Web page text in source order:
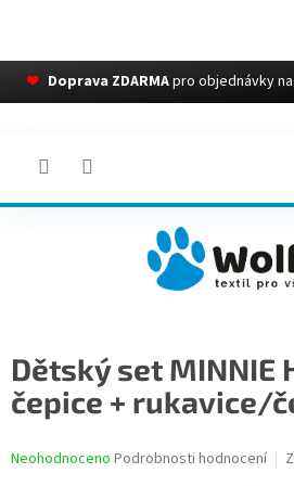
❤ Doprava ZDARMApro objednávky
Dětský set MINNIE
čepice + rukavice/
Průměrné
Neohodnoceno Podrobnosti hodnocení